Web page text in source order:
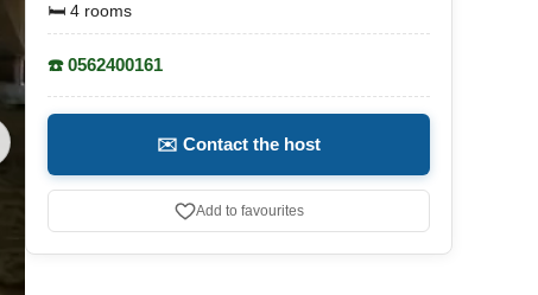
🛏️ 4 rooms
☎️ 0562400161
✉️ Contact the host
Add to favourites